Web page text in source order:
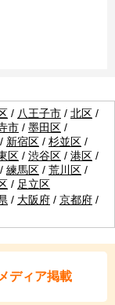
/ 八王子市 / 北区 /
市 / 墨田区 /
/ 新宿区 / 杉並区 /
区 / 渋谷区 / 港区 /
/ 練馬区 / 荒川区 /
/ 足立区
/ 大阪府 / 京都府 /
メディア掲載